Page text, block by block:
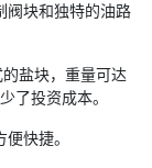
阀块和独特的油路
盐块，重量可达
了投资成本。
快捷。